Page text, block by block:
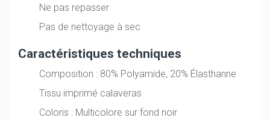
Ne pas repasser
Pas de nettoyage à sec
Caractéristiques techniques
Composition : 80% Polyamide, 20% Élasthanne
Tissu imprimé calaveras
Coloris : Multicolore sur fond noir